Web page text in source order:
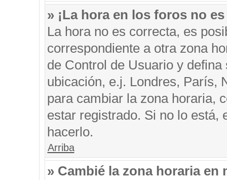
» ¡La hora en los foros no
La hora no es correcta, es
correspondiente a otra zona
de Control de Usuario y
ubicación, e.j. Londres, París,
para cambiar la zona horaria,
estar registrado. Si no lo está,
hacerlo.
Arriba
» Cambié la zona horaria